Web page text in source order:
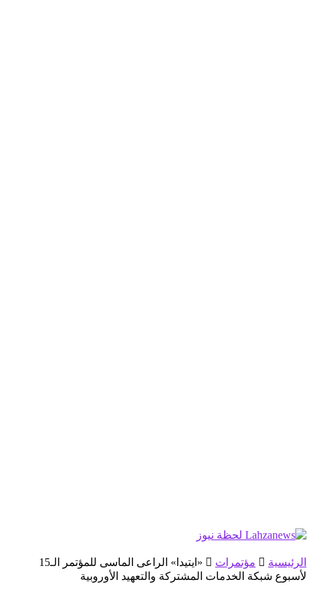
الرئيسية مؤتمرات
«ايتيدا» الراعى الماسى للمؤتمر الـ15
لأسبوع شبكة الخدمات المشتركة والتعهيد الأوروبية